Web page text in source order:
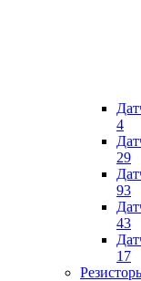
4
29
93
43
17